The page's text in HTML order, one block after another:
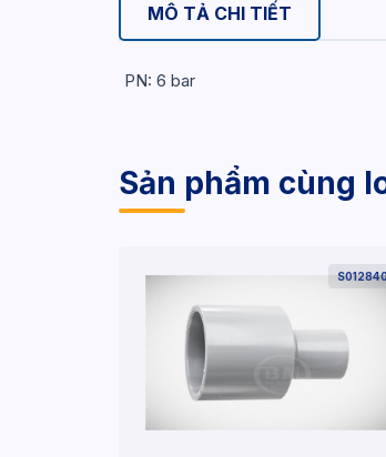
MÔ TẢ CHI TIẾT
PN: 6 bar
Sản phẩm cùng